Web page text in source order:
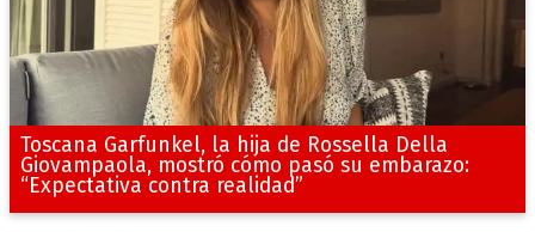
Toscana Garfunkel, la hija de Rossella Della
Giovampaola, mostró cómo pasó su embarazo:
“Expectativa contra realidad”